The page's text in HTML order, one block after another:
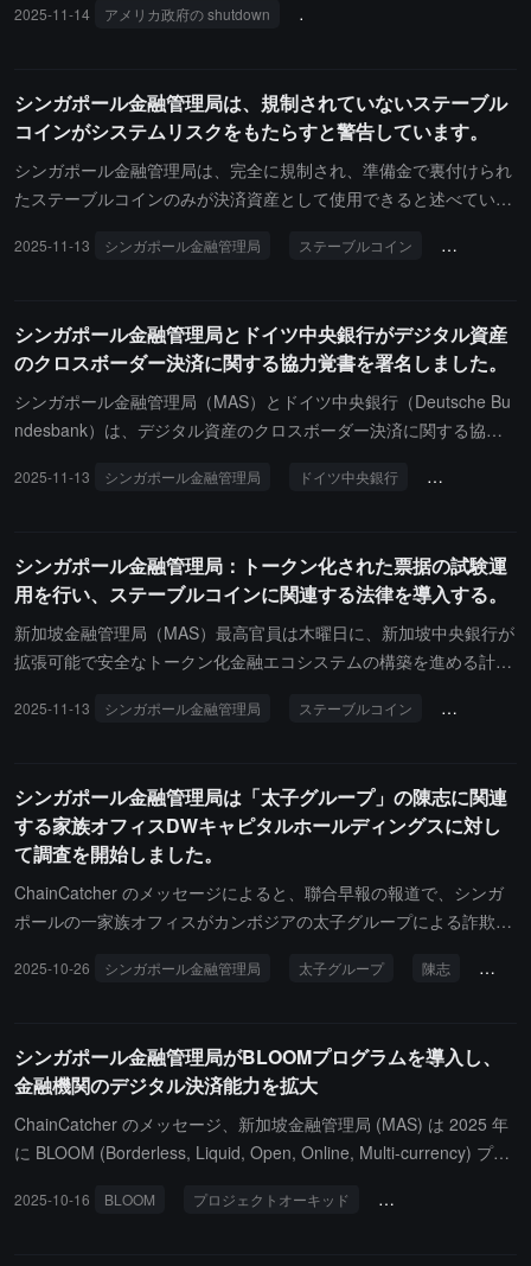
2025-11-14 アメリカ政府の shutdown
シンガポール金融管理局は、規制されていないステーブル
コインがシステムリスクをもたらすと警告しています。
シンガポール金融管理局は、完全に規制され、準備金で裏付けられ
たステーブルコインのみが決済資産として使用できると述べていま
上での記録がまちまちです。さらに、シンガポールは立法を準備
2025-11-13 シンガポール金融管理局 ステーブルコイン 中央銀行デ
シンガポール金融管理局とドイツ中央銀行がデジタル資産
のクロスボーダー決済に関する協力覚書を署名しました。
シンガポール金融管理局（MAS）とドイツ中央銀行（Deutsche Bu
ndesbank）は、デジタル資産のクロスボーダー決済に関する協力
に基づき、両者は技術と金融革新の分野で協力を行い、以下の内容
異なるデジタル資産プラットフォーム間の相互運用性を強化するた
めのクロスボーダー決済、外国為替、トークン化された資産に関す
る証券流動性の共通基準の普及。
2025-11-13 シンガポール金融管理局 ドイツ中央銀行 協力覚書
シンガポール金融管理局：トークン化された票据の試験運
用を行い、ステーブルコインに関連する法律を導入する。
新加坡金融管理局（MAS）最高官員は木曜日に、新加坡中央銀行が
拡張可能で安全なトークン化金融エコシステムの構築を進める計画
し、ステーブルコインを規制するための関連法を制定することを明
『脱出速度』に達しているのか？現時点では達していない」と指摘
しました。彼は、新加坡金融管理局がステーブルコインの規制フレ
ームワークの詳細を整備しており、今後関連する立法草案を策定す
る予定で、核心の重点は「健全な準備資産の支援と信頼できる償還
メカニズム」であると述べました。Chia Der Jiunはまた、新加坡金
まざまなパイロットプロジェクトを支援していることを付け加え、
す。
2025-11-13 シンガポール金融管理局 ステーブルコイン トークン化
シンガポール金融管理局は「太子グループ」の陳志に関連
する家族オフィスDWキャピタルホールディングスに対し
て調査を開始しました。
ChainCatcher のメッセージによると、聯合早報の報道で、シンガ
ポールの一家族オフィスがカンボジアの太子グループによる詐欺事
2018年にシンガポールにDW Capital Holdings（DWC）という会社
ンガポール金融管理局の13Xプランの条件を満たし、税務免除を享
受していると主張しています。管理している資産には、1000万シン
ガポールドルの自動車ファイナンス、3000万シンガポールドルの高
級ワイン醸造、約2000万シンガポールドルのヨット管理などの附属
どうかの調査を行っています。
2025-10-26 シンガポール金融管理局 太子グループ 陳志 DW
シンガポール金融管理局がBLOOMプログラムを導入し、
金融機関のデジタル決済能力を拡大
ChainCatcher のメッセージ、新加坡金融管理局 (MAS) は 2025 年
に BLOOM (Borderless, Liquid, Open, Online, Multi-currency) プロ
ます。このプログラムは、トークン化された銀行負債と規制された
2025-10-16 BLOOM プロジェクトオーキッド クロスボーダー決済